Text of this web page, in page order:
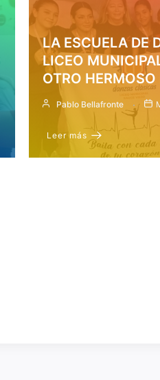
LA ESCUELA DE
LICEO
OTRO
Pablo Bellafronte
Leer más